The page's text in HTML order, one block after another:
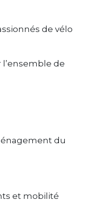
de vélo
de
du
et mobilité